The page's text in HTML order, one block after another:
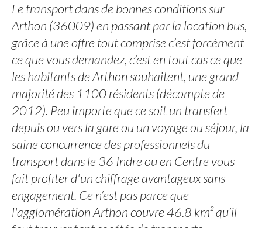
Le transport dans de bonnes conditions sur
Arthon (36009) en passant par la location bus,
grâce à une offre tout comprise c’est forcément
ce que vous demandez, c’est en tout cas ce que
les habitants de Arthon souhaitent, une grand
majorité des 1100 résidents (décompte de
2012). Peu importe que ce soit un transfert
depuis ou vers la gare ou un voyage ou séjour, la
saine concurrence des professionnels du
transport dans le 36 Indre ou en Centre vous
fait profiter d'un chiffrage avantageux sans
engagement. Ce n’est pas parce que
l'agglomération Arthon couvre 46.8 km² qu’il